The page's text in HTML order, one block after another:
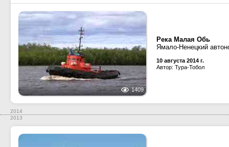
1409
Река Малая Обь
Ямало-Ненецкий
10 августа 2014 г.
Автор: Тура-Тобол
2014
2013